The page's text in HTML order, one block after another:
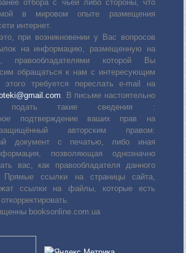
отбора с чьей либо стороны, что
в мировом опыте размещения
интернет.
при возникновении у Вас вопросов
на информацию, размещенную на
правообладателями которой Вы
обращаться к нам с интересующим
требуется переслать е-mail на
. В письме настоятельно
подать такие сведения :
подтверждение ваших прав на
авторским правом:
документ с печатью, либо иная
позволяющая однозначно
вас, как правообладателя данного
Прямые ссылки на страницы сайта,
ссылки на файлы, которые есть
booksonline.com.ua